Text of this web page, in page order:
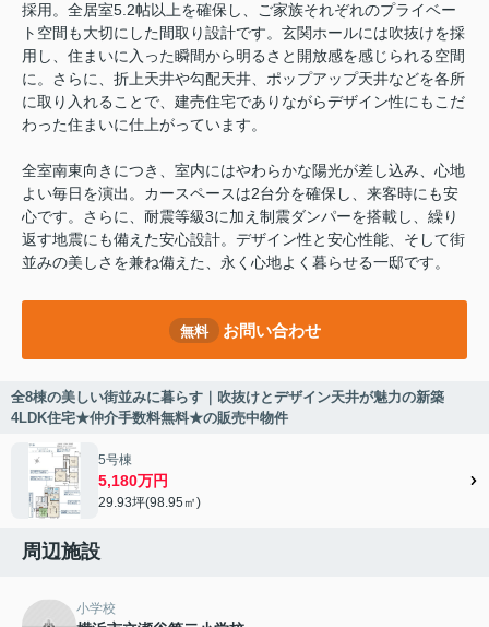
採用。全居室5.2帖以上を確保し、ご家族それぞれのプライベー
ト空間も大切にした間取り設計です。玄関ホールには吹抜けを採
用し、住まいに入った瞬間から明るさと開放感を感じられる空間
に。さらに、折上天井や勾配天井、ポップアップ天井などを各所
に取り入れることで、建売住宅でありながらデザイン性にもこだ
わった住まいに仕上がっています。
全室南東向きにつき、室内にはやわらかな陽光が差し込み、心地
よい毎日を演出。カースペースは2台分を確保し、来客時にも安
心です。さらに、耐震等級3に加え制震ダンパーを搭載し、繰り
返す地震にも備えた安心設計。デザイン性と安心性能、そして街
並みの美しさを兼ね備えた、永く心地よく暮らせる一邸です。
無料 お問い合わせ
全8棟の美しい街並みに暮らす｜吹抜けとデザイン天井が魅力の新築
4LDK住宅★仲介手数料無料★の販売中物件
5号棟
5,180万円
29.93坪(98.95㎡)
周辺施設
小学校